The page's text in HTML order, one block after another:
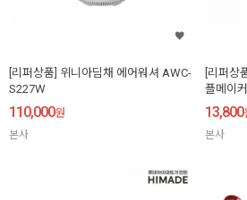
[리퍼상품] 위니아딤채 에어워셔 AWC-
S227W
110,000원
본사
[리퍼상
플메이
13,800
본사